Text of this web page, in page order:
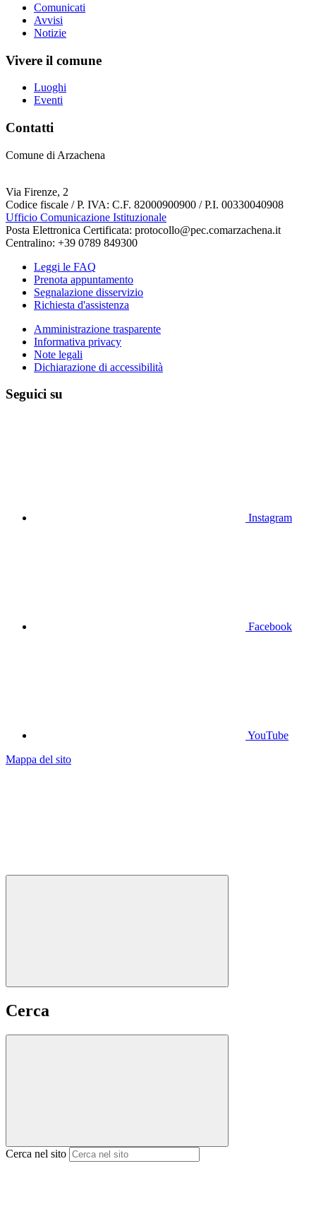
Comunicati
Avvisi
Notizie
Vivere il comune
Luoghi
Eventi
Contatti
Comune di Arzachena
Via Firenze, 2
Codice fiscale / P. IVA: C.F. 82000900900 / P.I. 00330040908
Ufficio Comunicazione Istituzionale
Posta Elettronica Certificata: protocollo@pec.comarzachena.it
Centralino: +39 0789 849300
Leggi le FAQ
Prenota appuntamento
Segnalazione disservizio
Richiesta d'assistenza
Amministrazione trasparente
Informativa privacy
Note legali
Dichiarazione di accessibilità
Seguici su
Instagram
Facebook
YouTube
Mappa del sito
Cerca
Cerca nel sito